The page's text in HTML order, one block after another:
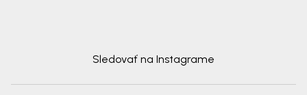
Sledovať na Instagrame